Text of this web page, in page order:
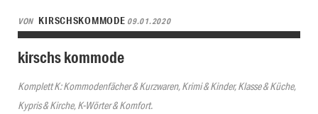
VON KIRSCHSKOMMODE 09.01.2020
kirschs kommode
Komplett K: Kommodenfächer & Kurzwaren, Krimi & Kinder, Klasse & Küche,
Kypris & Kirche, K-Wörter & Komfort.